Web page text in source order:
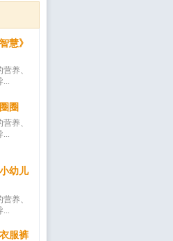
慧》
养、
...
圈
养、
...
幼儿
养、
...
服裤